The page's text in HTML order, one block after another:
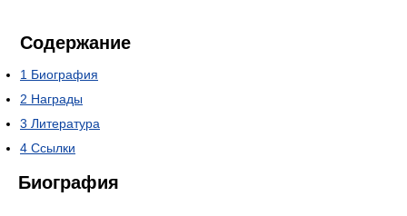
Содержание
1 Биография
2 Награды
3 Литература
4 Ссылки
Биография